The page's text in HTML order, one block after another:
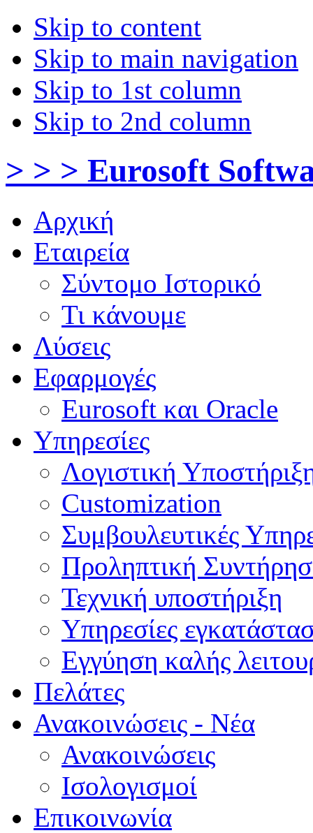
Skip to content
Skip to main navigation
Skip to 1st column
Skip to 2nd column
> > > Eurosoft
Αρχική
Εταιρεία
Σύντομο Ιστορικό
Τι κάνουμε
Λύσεις
Εφαρμογές
Eurosoft και Oracle
Υπηρεσίες
Λογιστική
Customization
Συμβουλευτικές
Προληπτική
Τεχνική υποστήριξη
Υπηρεσίες
Εγγύηση καλής
Πελάτες
Ανακοινώσεις - Νέα
Ανακοινώσεις
Ισολογισμοί
Επικοινωνία